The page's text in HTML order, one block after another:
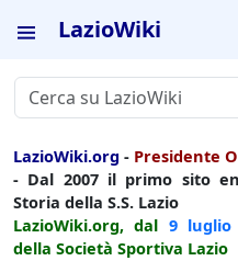
LazioWiki
LazioWiki.org - Presidente
- Dal 2007 il primo sito
Storia della S.S. Lazio
LazioWiki.org, dal 9 luglio
della Società Sportiva Lazio